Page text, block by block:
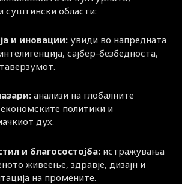
суштински области:
и иновации: увиди во напредната
сајбер-безбедноста,
анализи на глобалните
политики и
дух.
и благосостојба: истражувања
живеење, здравје, дизајн и
на промените.